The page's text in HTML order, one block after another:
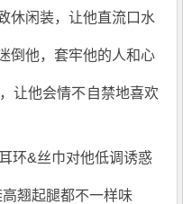
休闲装，让他直流口水
倒他，套牢他的人和心
让他会情不自禁地喜欢
环&丝巾对他低调诱惑
翘起腿都不一样味